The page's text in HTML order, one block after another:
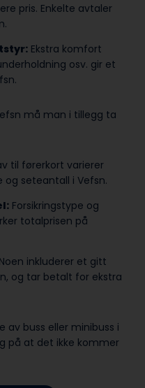
pris. Enkelte avtaler
Ekstra komfort
osv. gir et
må man i tillegg ta
til førerkort varierer
og seteantall i Vefsn.
Forsikringstype og
totalprisen på
Noen inkluderer et gitt
og tar betalt for ekstra
av buss eller minibuss i
på at det ikke kommer